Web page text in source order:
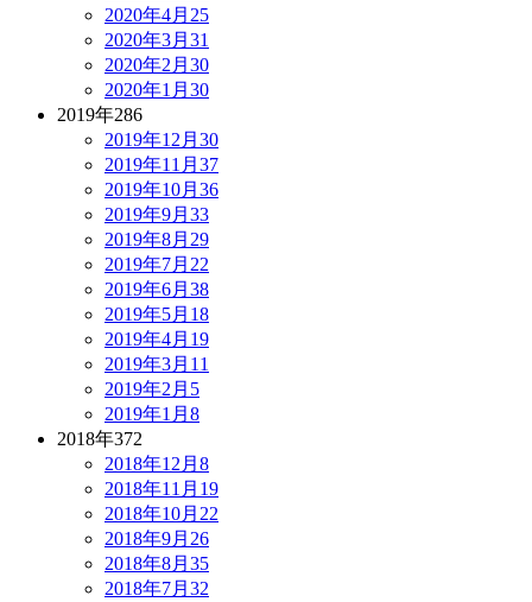
2020年4月 25
2020年3月 31
2020年2月 30
2020年1月 30
2019年286
2019年12月 30
2019年11月 37
2019年10月 36
2019年9月 33
2019年8月 29
2019年7月 22
2019年6月 38
2019年5月 18
2019年4月 19
2019年3月 11
2019年2月 5
2019年1月 8
2018年372
2018年12月 8
2018年11月 19
2018年10月 22
2018年9月 26
2018年8月 35
2018年7月 32